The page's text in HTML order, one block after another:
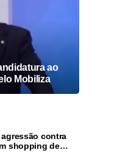
ao
Mobiliza
contra
shopping de